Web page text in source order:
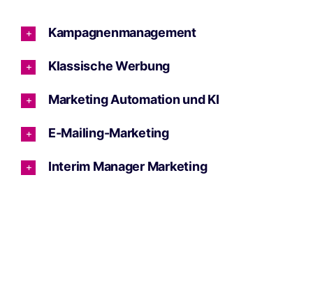
Kampagnenmanagement
Klassische Werbung
Marketing Automation und KI
E-Mailing-Marketing
Interim Manager Marketing